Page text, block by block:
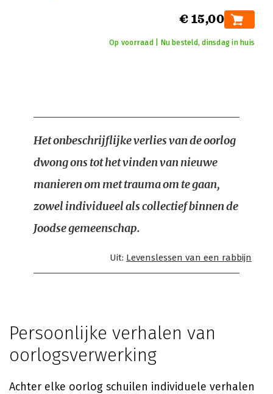
€ 15,00
Op voorraad | Nu besteld, dinsdag in huis
Het onbeschrijflijke verlies van de oorlog
dwong ons tot het vinden van nieuwe
manieren om met trauma om te gaan,
zowel individueel als collectief binnen de
Joodse gemeenschap.
Uit: Levenslessen van een rabbijn
Persoonlijke verhalen van
oorlogsverwerking
Achter elke oorlog schuilen individuele verhalen